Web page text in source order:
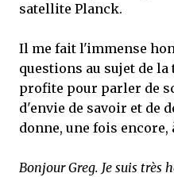
satellite Planck.
Il me fait l'immense
questions au sujet de
profite pour parler de
d'envie de savoir et de
donne, une fois encore,
Bonjour Greg. Je suis très